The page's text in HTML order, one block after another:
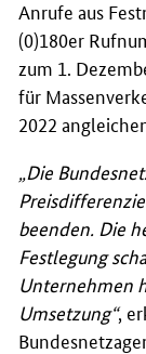
Anrufe aus
(0)180er
zum 1.
für
2022
„Die
beenden. Die
Festlegung
Unternehmen
Umsetzung“,